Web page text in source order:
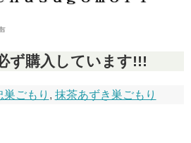
ず購入しています!!!
巣ごもり , 抹茶あずき巣ごもり